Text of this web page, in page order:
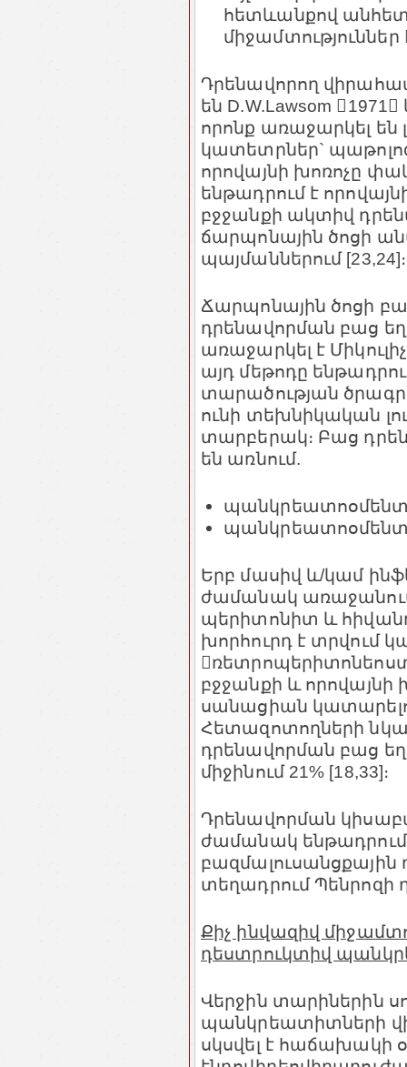
հետևանքով
Դրենավորող
են D.W.Lawsom
որոնք առաջարկել
կատետրներ`
որովայնի խոռոչը
ենթադրում է
բջջանքի ակտիվ
ճարպոնային ծոցի
պայմաններում
Ճարպոնային ծոցի
դրենավորման բաց
առաջարկել է
այդ մեթոդը
տարածության
ունի տեխնիկական
տարբերակ։ Բաց
են առնում.
Երբ մասիվ և/կամ
ժամանակ
պերիտոնիտ և
խորհուրդ է տրվում
բջջանքի և
սանացիան
Հետազոտողների
դրենավորման բաց
միջինում 21% [18,33]։
Դրենավորման
ժամանակ
բազմալուսանցքային
տեղադրում Պենրոզի
Քիչ ինվազիվ
դեստրուկտիվ
Վերջին տարիներին
պանկրեատիտների
սկսվել է հաճախակի